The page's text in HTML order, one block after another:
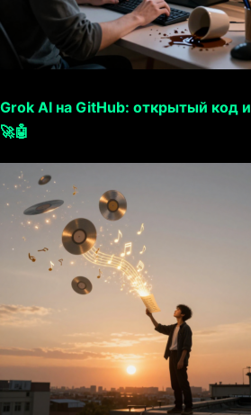
Grok AI на GitHub: открытый код
🚀🤖